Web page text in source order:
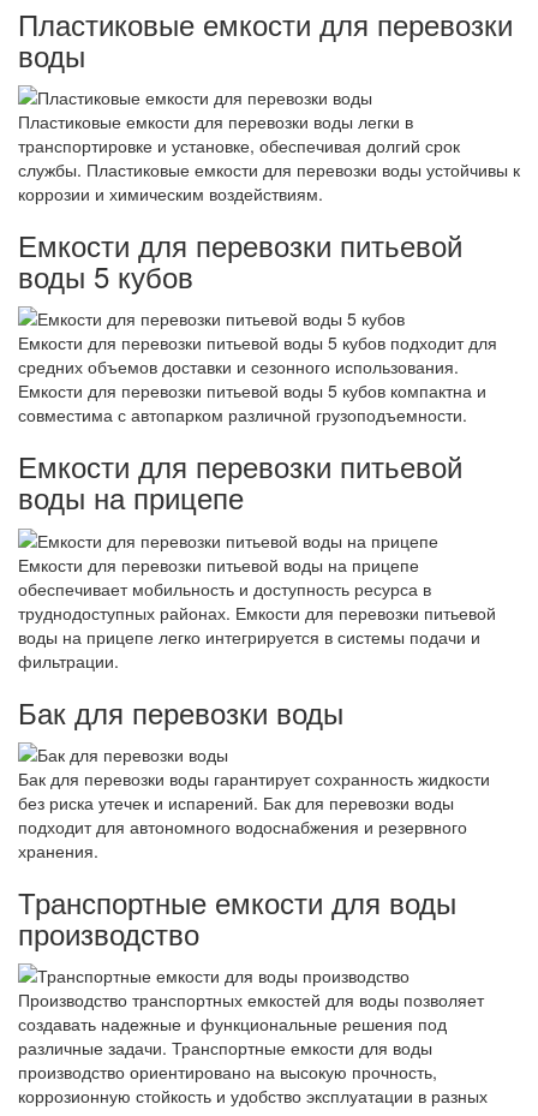
Пластиковые емкости для перевозки
воды
Пластиковые емкости для перевозки воды легки в
транспортировке и установке, обеспечивая долгий срок
службы. Пластиковые емкости для перевозки воды устойчивы к
коррозии и химическим воздействиям.
Емкости для перевозки питьевой
воды 5 кубов
Емкости для перевозки питьевой воды 5 кубов подходит для
средних объемов доставки и сезонного использования.
Емкости для перевозки питьевой воды 5 кубов компактна и
совместима с автопарком различной грузоподъемности.
Емкости для перевозки питьевой
воды на прицепе
Емкости для перевозки питьевой воды на прицепе
обеспечивает мобильность и доступность ресурса в
труднодоступных районах. Емкости для перевозки питьевой
воды на прицепе легко интегрируется в системы подачи и
фильтрации.
Бак для перевозки воды
Бак для перевозки воды гарантирует сохранность жидкости
без риска утечек и испарений. Бак для перевозки воды
подходит для автономного водоснабжения и резервного
хранения.
Транспортные емкости для воды
производство
Производство транспортных емкостей для воды позволяет
создавать надежные и функциональные решения под
различные задачи. Транспортные емкости для воды
производство ориентировано на высокую прочность,
коррозионную стойкость и удобство эксплуатации в разных